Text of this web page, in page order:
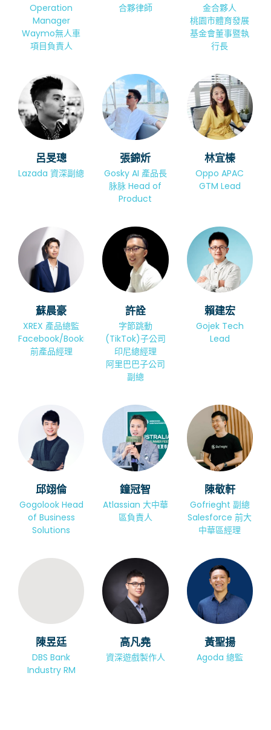
Operation
Manager
Waymo無人車
項目負責人
合夥律師
金合夥人
桃園市體育發展
基金會董事暨執
行長​​
呂旻璁
Lazada 資深副總
張錦炘
Gosky AI 產品長
脉脉 Head of
Product
林宜榛
Oppo APAC
GTM Lead
蘇晨豪
XREX 產品總監
Facebook/Booking.com
前產品經理
許詮
字節跳動
(TikTok)子公司
印尼總經理
阿里巴巴子公司
副總
賴建宏
Gojek Tech
Lead
邱翊倫
Gogolook Head
of Business
Solutions
鐘冠智
Atlassian 大中華
區負責人
陳敬軒
Gofrieght 副總
Salesforce 前大
中華區經理
陳昱廷
DBS Bank
Industry RM
高凡堯
資深遊戲製作人
黃聖揚
Agoda 總監